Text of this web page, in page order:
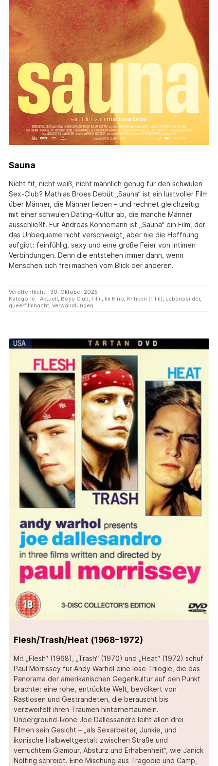
Sauna
Nicht fit, nicht weiß, nicht männlich genug für den schwulen
Sex-Club? Mathias Broes Debüt „Sauna“ ist ein lustvoller Film
über Männer, die Männer lieben – und rechnet gleichzeitig
mit einer schwulen Dating-Kultur ab, die manche Männer
ausschließt. Für Andreas Köhnemann ist „Sauna“ ein Film, der
das Unbequeme nicht verschweigt, aber nie die Hoffnung
aufgibt: feinfühlig, sexy und eine große Feier von intimen
Verbindungen. Denn die entstehen immer dann, wenn
Menschen sich frei machen vom Blick der anderen.
Veröffentlicht:
30. Oktober 2025
Kategorie: Aktuell, Boys Club, Film, Im Kino, Kritiken (Film), Lebensbilder,
queerfilmnacht, Verwandlungen
Flesh/Trash/Heat (1968–1972)
Mit „Flesh“ (1968), „Trash“ (1970) und „Heat“ (1972) schuf
Paul Morrissey für Andy Warhol eine lose Trilogie, die das
Panorama der amerikanischen Gegenkultur auf den Punkt
brachte: eine rohe, entrückte Welt, bevölkert von
Rastlosen und Gestrandeten, die berauscht bis
verzweifelt ihren Träumen hinterhertaumeln.
Underground-Ikone Joe Dallessandro leiht allen drei
Filmen sein Gesicht – „als Sexarbeiter, Junkie, und
ikonische Halbweltgestalt zwischen Straße und
verruchtem Glamour, Absturz und Erhabenheit“, wie Janick
Nolting schreibt. Eine Mischung aus Tragödie und Camp,